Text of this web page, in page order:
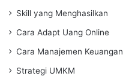
Skill yang Menghasilkan
Cara Adapt Uang Online
Cara Manajemen Keuangan
Strategi UMKM